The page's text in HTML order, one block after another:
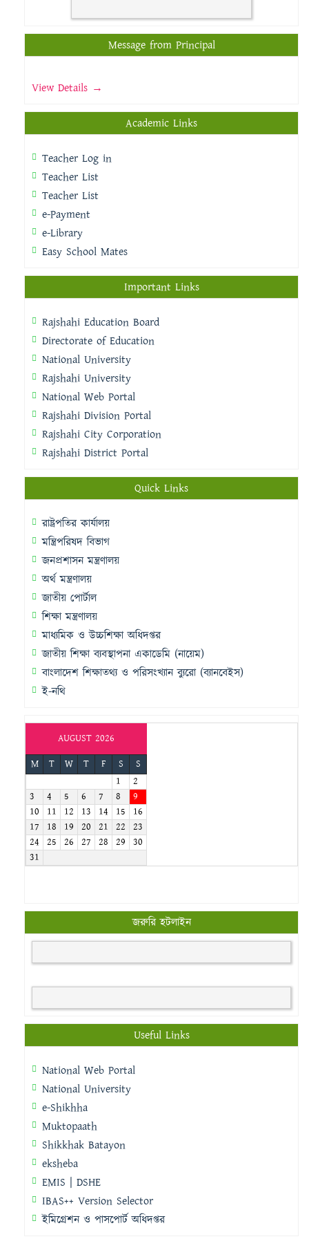
Message from Principal
View Details →
Academic Links
Teacher Log in
Teacher List
Teacher List
e-Payment
e-Library
Easy School Mates
Important Links
Rajshahi Education Board
Directorate of Education
National University
Rajshahi University
National Web Portal
Rajshahi Division Portal
Rajshahi City Corporation
Rajshahi District Portal
Quick Links
রাষ্ট্রপতির কার্যালয়
মন্ত্রিপরিষদ বিভাগ
জনপ্রশাসন মন্ত্রণালয়
অর্থ মন্ত্রণালয়
জাতীয় পোর্টাল
শিক্ষা মন্ত্রণালয়
মাধ্যমিক ও উচ্চশিক্ষা অধিদপ্তর
জাতীয় শিক্ষা ব্যবস্থাপনা একাডেমি (নায়েম)
বাংলাদেশ শিক্ষাতথ্য ও পরিসংখ্যান ব্যুরো (ব্যানবেইস)
ই-নথি
AUGUST 2026
M
T W T F S
S
1
2
3
4 5 6 7 8
9
10
11 12 13 14 15
16
17
18 19 20 21 22 23
24 25 26 27 28 29 30
31
জরুরি হটলাইন
Useful Links
National Web Portal
National University
e-Shikhha
Muktopaath
Shikkhak Batayon
eksheba
EMIS | DSHE
IBAS++ Version Selector
ইমিগ্রেশন ও পাসপোর্ট অধিদপ্তর